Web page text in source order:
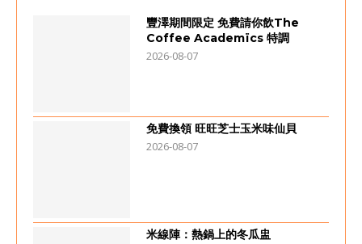
豐澤期間限定 免費請你飲The
Coffee Academïcs 特調
2026-08-07
免費換領 旺旺芝士玉米味仙貝
2026-08-07
米線陣：熱鍋上的冬瓜盅